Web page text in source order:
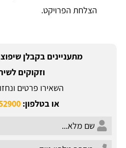
הצלחת הפרויקט.
מתעניינים בקבלן
וזקוקים
השאירו פרטים
או בטלפון: